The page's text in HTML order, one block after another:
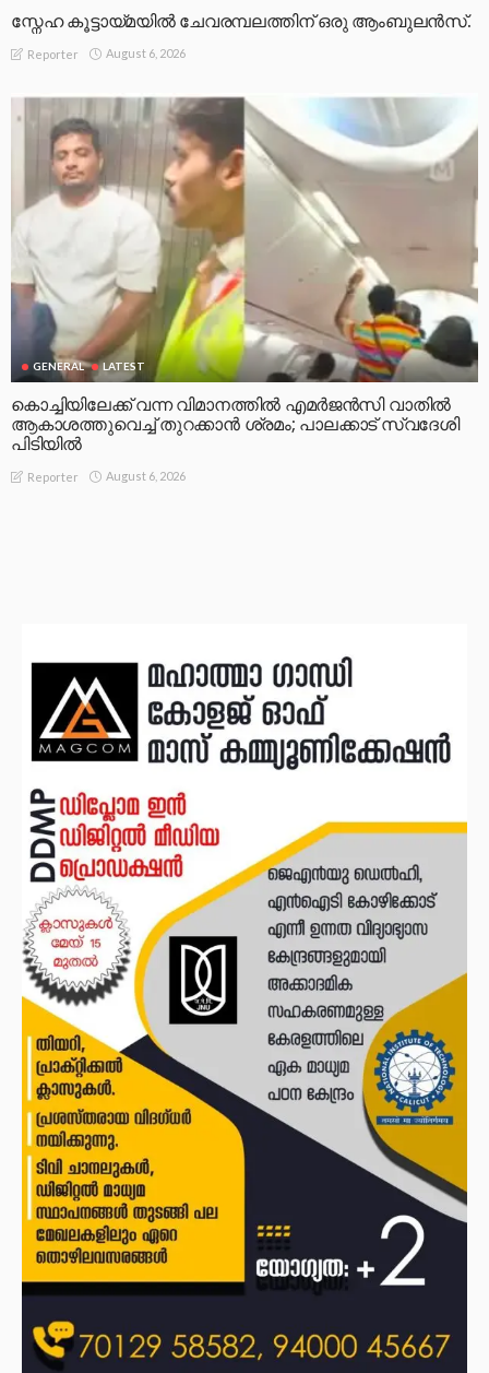
സ്നേഹ കൂട്ടായ്മയിൽ ചേവരമ്പലത്തിന് ഒരു ആംബുലൻസ്.
Reporter August 6, 2026
GENERAL LATEST
കൊച്ചിയിലേക്ക് വന്ന വിമാനത്തിൽ എമർജൻസി വാതിൽ
ആകാശത്തുവെച്ച് തുറക്കാൻ ശ്രമം; പാലക്കാട് സ്വദേശി
പിടിയിൽ
Reporter August 6, 2026